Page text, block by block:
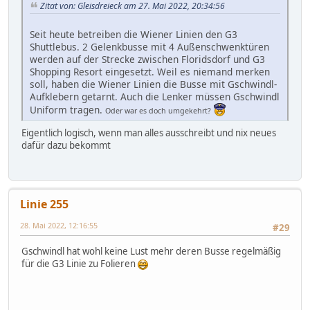
Zitat von: Gleisdreieck am 27. Mai 2022, 20:34:56
Seit heute betreiben die Wiener Linien den G3
Shuttlebus. 2 Gelenkbusse mit 4 Außenschwenktüren
werden auf der Strecke zwischen Floridsdorf und G3
Shopping Resort eingesetzt. Weil es niemand merken
soll, haben die Wiener Linien die Busse mit Gschwindl-
Aufklebern getarnt. Auch die Lenker müssen Gschwindl
Uniform tragen. Oder war es doch umgekehrt?
Eigentlich logisch, wenn man alles ausschreibt und nix neues
dafür dazu bekommt
Linie 255
#29
28. Mai 2022, 12:16:55
Gschwindl hat wohl keine Lust mehr deren Busse regelmäßig
für die G3 Linie zu Folieren